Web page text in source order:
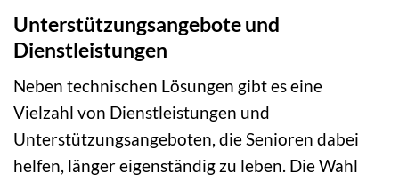
Unterstützungsangebote und
Dienstleistungen
Neben technischen Lösungen gibt es eine
Vielzahl von Dienstleistungen und
Unterstützungsangeboten, die Senioren dabei
helfen, länger eigenständig zu leben. Die Wahl